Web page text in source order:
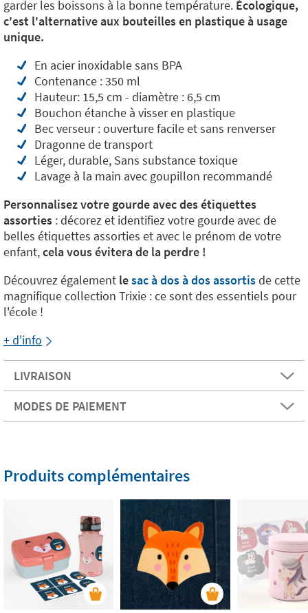
garder les boissons à la bonne température. Écologique,
c'est l'alternative aux bouteilles en plastique à usage
unique.
En acier inoxidable sans BPA
Contenance : 350 ml
Hauteur: 15,5 cm - diamètre : 6,5 cm
Bouchon étanche à visser en plastique
Bec verseur : ouverture facile et sans renverser
Dragonne de transport
Léger, durable, Sans substance toxique
Lavage à la main avec goupillon recommandé
Personnalisez votre gourde avec des étiquettes
assorties : décorez et identifiez votre gourde avec de
belles étiquettes assorties et avec le prénom de votre
enfant,cela vous évitera de la perdre !
Découvrez également lesac à dos à dos assortisde cette
magnifique collection Trixie : ce sont des essentiels pour
l'école !
+ d'info
LIVRAISON
MODES DE PAIEMENT
Produits complémentaires